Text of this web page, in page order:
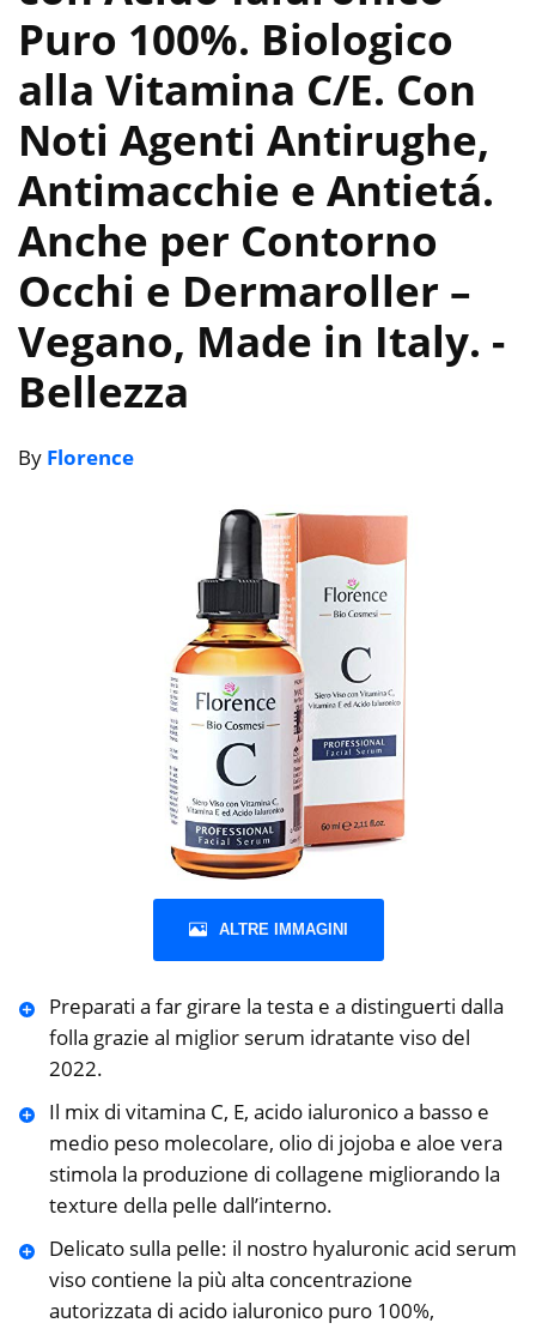
Puro 100%. Biologico
alla Vitamina C/E. Con
Noti Agenti Antirughe,
Antimacchie e Antietá.
Anche per Contorno
Occhi e Dermaroller –
Vegano, Made in Italy. -
Bellezza
By Florence
ALTRE IMMAGINI
Preparati a far girare la testa e a distinguerti dalla
folla grazie al miglior serum idratante viso del
2022.
Il mix di vitamina C, E, acido ialuronico a basso e
medio peso molecolare, olio di jojoba e aloe vera
stimola la produzione di collagene migliorando la
texture della pelle dall’interno.
Delicato sulla pelle: il nostro hyaluronic acid serum
viso contiene la più alta concentrazione
autorizzata di acido ialuronico puro 100%,